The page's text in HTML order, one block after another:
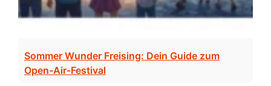
Sommer Wunder Freising: Dein Guide zum
Open-Air-Festival